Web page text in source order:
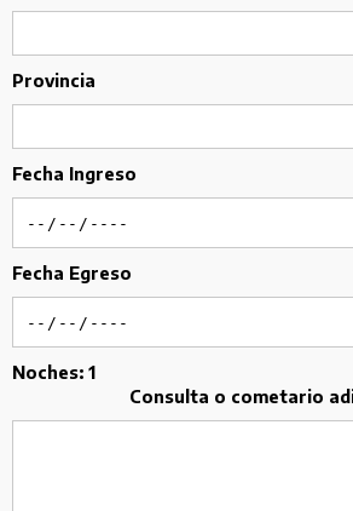
Provincia
Fecha Ingreso
Fecha Egreso
Noches: 1
Consulta o cometario